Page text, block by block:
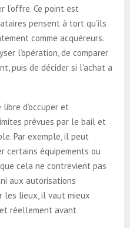
l’offre. Ce point est
pensent à tort qu’ils
comme acquéreurs.
l’opération, de comparer
puis de décider si l’achat a
d’occuper et
prévues par le bail et
Par exemple, il peut
certains équipements ou
cela ne contrevient pas
aux autorisations
les lieux, il vaut mieux
réellement avant